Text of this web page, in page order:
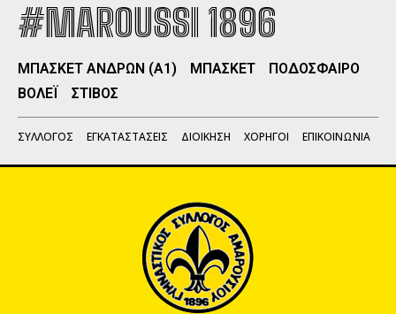
#MAROUSSI 1896
ΜΠΑΣΚΕΤ ΑΝΔΡΩΝ (Α1) ΜΠΑΣΚΕΤ
ΠΟΔΟΣΦΑΙΡΟ
ΒΟΛΕΪ
ΣΤΙΒΟΣ
ΣΥΛΛΟΓΟΣ ΕΓΚΑΤΑΣΤΑΣΕΙΣ ΔΙΟΙΚΗΣΗ ΧΟΡΗΓΟΙ ΕΠΙΚΟΙΝΩΝΙΑ